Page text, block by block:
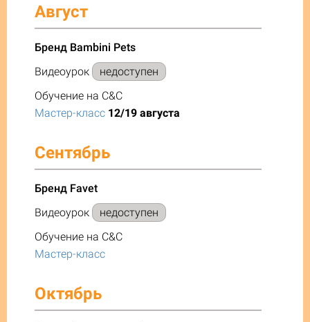
Август
Бренд Bambini Pets
Видеоурок
недоступен
Обучение на C&C
Мастер-класс 12/19 августа
Сентябрь
Бренд Favet
Видеоурок
недоступен
Обучение на C&C
Мастер-класс
Октябрь